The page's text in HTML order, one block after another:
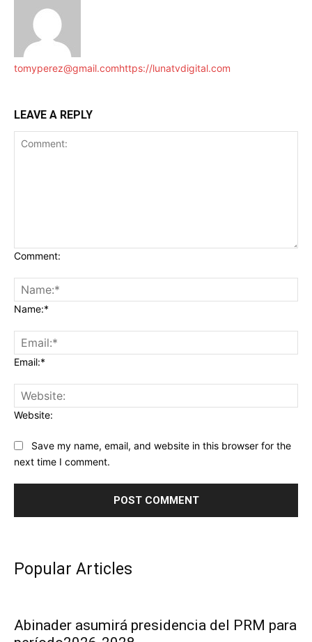
tomyperez@gmail.comhttps://lunatvdigital.com
LEAVE A REPLY
Comment:
Name:*
Email:*
Website:
Save my name, email, and website in this browser for the
next time I comment.
Popular Articles
Abinader asumirá presidencia del PRM para